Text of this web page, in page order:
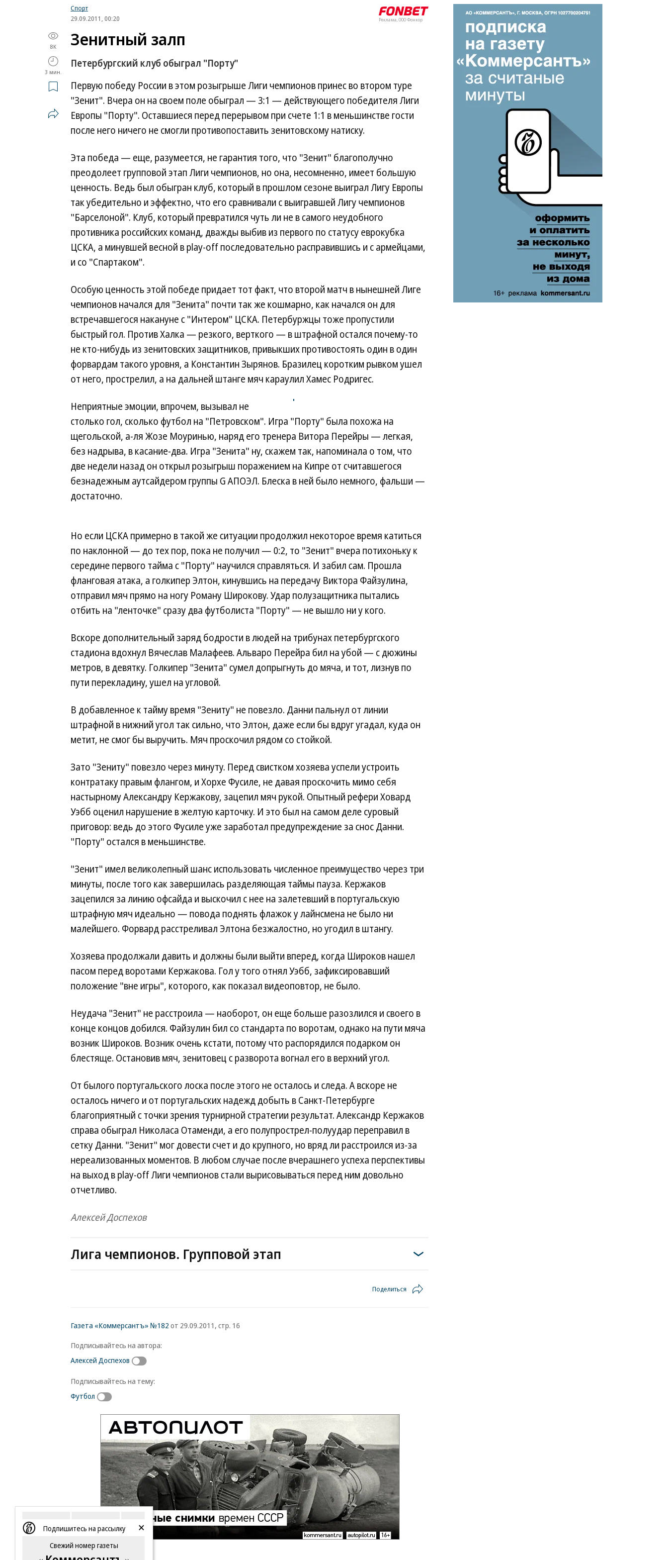
Реклама, ООО Фонкор
Спорт
29.09.2011, 00:20
8K
3 мин.
Зенитный залп
Петербургский клуб обыграл "Порту"
Первую победу России в этом розыгрыше Лиги чемпионов принес во втором туре
"Зенит". Вчера он на своем поле обыграл — 3:1 — действующего победителя Лиги
Европы "Порту". Оставшиеся перед перерывом при счете 1:1 в меньшинстве гости
после него ничего не смогли противопоставить зенитовскому натиску.
Эта победа — еще, разумеется, не гарантия того, что "Зенит" благополучно
преодолеет групповой этап Лиги чемпионов, но она, несомненно, имеет большую
ценность. Ведь был обыгран клуб, который в прошлом сезоне выиграл Лигу Европы
так убедительно и эффектно, что его сравнивали с выигравшей Лигу чемпионов
"Барселоной". Клуб, который превратился чуть ли не в самого неудобного
противника российских команд, дважды выбив из первого по статусу еврокубка
ЦСКА, а минувшей весной в play-off последовательно расправившись и с армейцами,
и со "Спартаком".
Особую ценность этой победе придает тот факт, что второй матч в нынешней Лиге
чемпионов начался для "Зенита" почти так же кошмарно, как начался он для
встречавшегося накануне с "Интером" ЦСКА. Петербуржцы тоже пропустили
быстрый гол. Против Халка — резкого, верткого — в штрафной остался почему-то
не кто-нибудь из зенитовских защитников, привыкших противостоять один в один
форвардам такого уровня, а Константин Зырянов. Бразилец коротким рывком ушел
от него, прострелил, а на дальней штанге мяч караулил Хамес Родригес.
Неприятные эмоции, впрочем, вызывал не
столько гол, сколько футбол на "Петровском". Игра "Порту" была похожа на
щегольской, а-ля Жозе Моуринью, наряд его тренера Витора Перейры — легкая,
без надрыва, в касание-два. Игра "Зенита" ну, скажем так, напоминала о том, что
две недели назад он открыл розыгрыш поражением на Кипре от считавшегося
безнадежным аутсайдером группы G АПОЭЛ. Блеска в ней было немного, фальши —
достаточно.
Но если ЦСКА примерно в такой же ситуации продолжил некоторое время катиться
по наклонной — до тех пор, пока не получил — 0:2, то "Зенит" вчера потихоньку к
середине первого тайма с "Порту" научился справляться. И забил сам. Прошла
фланговая атака, а голкипер Элтон, кинувшись на передачу Виктора Файзулина,
отправил мяч прямо на ногу Роману Широкову. Удар полузащитника пытались
отбить на "ленточке" сразу два футболиста "Порту" — не вышло ни у кого.
Вскоре дополнительный заряд бодрости в людей на трибунах петербургского
стадиона вдохнул Вячеслав Малафеев. Альваро Перейра бил на убой — с дюжины
метров, в девятку. Голкипер "Зенита" сумел допрыгнуть до мяча, и тот, лизнув по
пути перекладину, ушел на угловой.
В добавленное к тайму время "Зениту" не повезло. Данни пальнул от линии
штрафной в нижний угол так сильно, что Элтон, даже если бы вдруг угадал, куда он
метит, не смог бы выручить. Мяч проскочил рядом со стойкой.
Зато "Зениту" повезло через минуту. Перед свистком хозяева успели устроить
контратаку правым флангом, и Хорхе Фусиле, не давая проскочить мимо себя
настырному Александру Кержакову, зацепил мяч рукой. Опытный рефери Ховард
Уэбб оценил нарушение в желтую карточку. И это был на самом деле суровый
приговор: ведь до этого Фусиле уже заработал предупреждение за снос Данни.
"Порту" остался в меньшинстве.
"Зенит" имел великолепный шанс использовать численное преимущество через три
минуты, после того как завершилась разделяющая таймы пауза. Кержаков
зацепился за линию офсайда и выскочил с нее на залетевший в португальскую
штрафную мяч идеально — повода поднять флажок у лайнсмена не было ни
малейшего. Форвард расстреливал Элтона безжалостно, но угодил в штангу.
Хозяева продолжали давить и должны были выйти вперед, когда Широков нашел
пасом перед воротами Кержакова. Гол у того отнял Уэбб, зафиксировавший
положение "вне игры", которого, как показал видеоповтор, не было.
Неудача "Зенит" не расстроила — наоборот, он еще больше разозлился и своего в
конце концов добился. Файзулин бил со стандарта по воротам, однако на пути мяча
возник Широков. Возник очень кстати, потому что распорядился подарком он
блестяще. Остановив мяч, зенитовец с разворота вогнал его в верхний угол.
От былого португальского лоска после этого не осталось и следа. А вскоре не
осталось ничего и от португальских надежд добыть в Санкт-Петербурге
благоприятный с точки зрения турнирной стратегии результат. Александр Кержаков
справа обыграл Николаса Отаменди, а его полупрострел-полуудар переправил в
сетку Данни. "Зенит" мог довести счет и до крупного, но вряд ли расстроился из-за
нереализованных моментов. В любом случае после вчерашнего успеха перспективы
на выход в play-off Лиги чемпионов стали вырисовываться перед ним довольно
отчетливо.
Алексей Доспехов
Лига чемпионов. Групповой этап
Поделиться
Газета «Коммерсантъ» №182 от 29.09.2011, стр. 16
Подписывайтесь на автора:
Алексей Доспехов
Подписывайтесь на тему:
Футбол
Подпишитесь на рассылку
Свежий номер газеты